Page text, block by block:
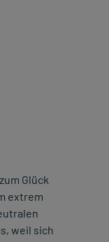
Glück
extrem
weil sich